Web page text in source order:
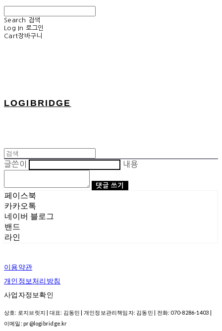
Search
검색
Log In 로그인
Cart장바구니
LOGIBRIDGE
글쓴이 내용
댓글 쓰기
페이스북
카카오톡
네이버 블로그
밴드
라인
이용약관
개인정보처리방침
사업자정보확인
상호: 로지브릿지 | 대표: 김동민 | 개인정보관리책임자: 김동민 | 전화: 070-8286-1403 |
이메일: pr@logibridge.kr